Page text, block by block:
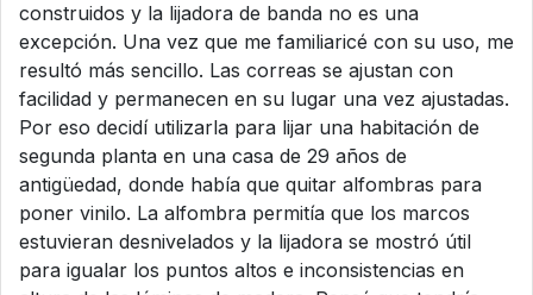
construidos y la lijadora de banda no es una
excepción. Una vez que me familiaricé con su uso, me
resultó más sencillo. Las correas se ajustan con
facilidad y permanecen en su lugar una vez ajustadas.
Por eso decidí utilizarla para lijar una habitación de
segunda planta en una casa de 29 años de
antigüedad, donde había que quitar alfombras para
poner vinilo. La alfombra permitía que los marcos
estuvieran desnivelados y la lijadora se mostró útil
para igualar los puntos altos e inconsistencias en